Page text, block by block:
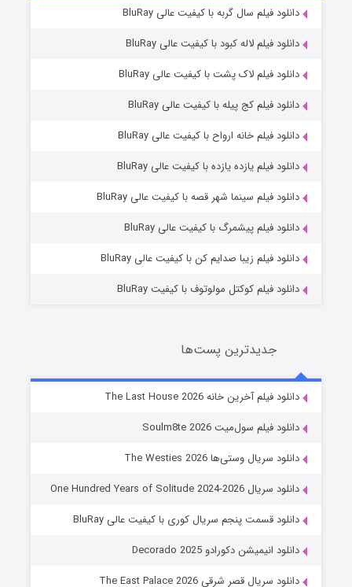
قسمت7 (زیرنویس) منتشر شد
خاندان اژدها فصل ۳
دانلود فیلم سال گربه با کیفیت عالی BluRay
دانلود فیلم لاله کبود با کیفیت عالی BluRay
دانلود فیلم لاک پشت با کیفیت عالی BluRay
دانلود فیلم کج‌ پیله با کیفیت عالی BluRay
دانلود فیلم خانه ارواح با کیفیت عالی BluRay
دانلود فیلم یازده یازده با کیفیت عالی BluRay
دانلود فیلم سینما شهر قصه با کیفیت عالی BluRay
دانلود فیلم پیشمرگ با کیفیت عالی BluRay
دانلود فیلم زیبا صدایم کن با کیفیت عالی BluRay
دانلود فیلم کوکتل مولوتوف با کیفیت BluRay
جدیدترین پست‌ها
دانلود فیلم آخرین خانه The Last House 2026
دانلود فیلم سول‌میت Soulm8te 2026
دانلود سریال وستی‌ها The Westies 2026
دانلود سریال One Hundred Years of Solitude 2024-2026
دانلود قسمت پنجم سریال کوری با کیفیت عالی BluRay
دانلود انیمیشن دکورادو Decorado 2025
دانلود سریال قصر شرقی The East Palace 2026